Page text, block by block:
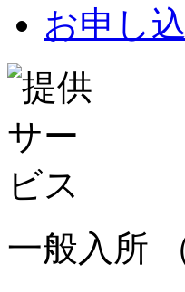
お申し
一般入所